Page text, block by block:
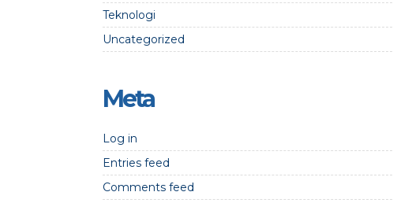
Teknologi
Uncategorized
Meta
Log in
Entries feed
Comments feed